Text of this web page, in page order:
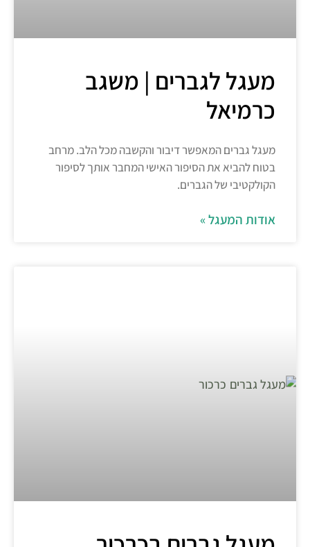
מעגל לגברים | משגב
כרמיאל
מעגל גברים המאפשר דיבור והקשבה מכל הלב. מרחב
בטוח להביא את הסיפור האישי המחבר אותך לסיפור
הקולקטיבי של הגברים.
אודות המעגל »